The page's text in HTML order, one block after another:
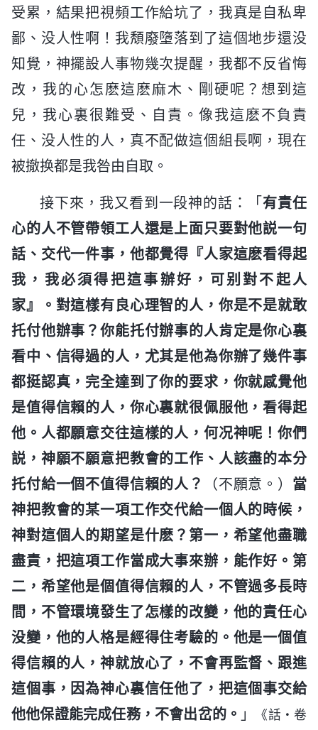
受累，結果把視頻工作給坑了，我真是自私卑
鄙、没人性啊！我頽廢墮落到了這個地步還没
知覺，神擺設人事物幾次提醒，我都不反省悔
改，我的心怎麽這麽麻木、剛硬呢？想到這
兒，我心裏很難受、自責。像我這麽不負責
任、没人性的人，真不配做這個組長啊，現在
被撤换都是我咎由自取。
接下來，我又看到一段神的話：「 有責任
心的人不管帶領工人還是上面只要對他説一句
話、交代一件事，他都覺得『人家這麽看得起
我，我必須得把這事辦好，可别對不起人
家』。對這樣有良心理智的人，你是不是就敢
托付他辦事？你能托付辦事的人肯定是你心裏
看中、信得過的人，尤其是他為你辦了幾件事
都挺認真，完全達到了你的要求，你就感覺他
是值得信賴的人，你心裏就很佩服他，看得起
他。人都願意交往這樣的人，何况神呢！你們
説，神願不願意把教會的工作、人該盡的本分
托付給一個不值得信賴的人？
（不願意。） 當
神把教會的某一項工作交代給一個人的時候，
神對這個人的期望是什麽？第一，希望他盡職
盡責，把這項工作當成大事來辦，能作好。第
二，希望他是個值得信賴的人，不管過多長時
間，不管環境發生了怎樣的改變，他的責任心
没變，他的人格是經得住考驗的。他是一個值
得信賴的人，神就放心了，不會再監督、跟進
這個事，因為神心裏信任他了，把這個事交給
他他保證能完成任務，不會出岔的。 」
《話・卷